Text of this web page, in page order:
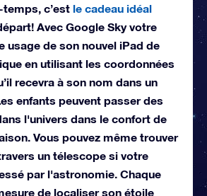
c’est le cadeau idéal
Avec Google Sky votre
usage de son nouvel iPad de
en utilisant les coordonnées
recevra à son nom dans un
enfants peuvent passer des
l'univers dans le confort de
Vous pouvez même trouver
un télescope si votre
par l'astronomie. Chaque
de localiser son étoile